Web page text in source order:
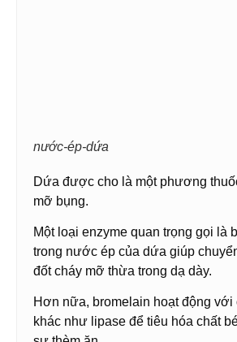
nước-ép-dứa
Dứa được cho là một phương
mỡ bụng.
Một loại enzyme quan trọng gọi là
trong nước ép của dứa giúp
đốt cháy mỡ thừa trong dạ dày.
Hơn nữa, bromelain hoạt động với
khác như lipase để tiêu hóa chất